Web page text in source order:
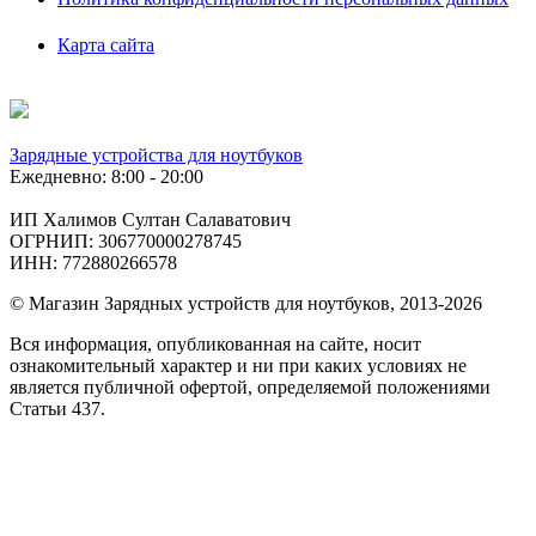
Карта сайта
Зарядные устройства для ноутбуков
Ежедневно: 8:00 - 20:00
ИП Халимов Султан Салаватович
ОГРНИП: 306770000278745
ИНН: 772880266578
© Магазин Зарядных устройств для ноутбуков, 2013-2026
Вся информация, опубликованная на сайте, носит
ознакомительный характер и ни при каких условиях не
является публичной офертой, определяемой положениями
Статьи 437.